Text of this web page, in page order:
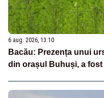
6 aug. 2026, 13:10
Bacău: Prezența unui
din orașul Buhuși, a fost